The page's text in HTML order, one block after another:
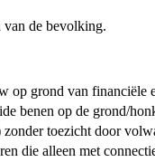
van de bevolking.
op grond van
benen op de grond/
toezicht door
die alleen met